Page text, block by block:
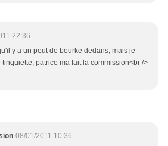
22:36
y a un peut de bourke dedans, mais je
patrice ma fait la commission<br />
08/01/2011 10:36